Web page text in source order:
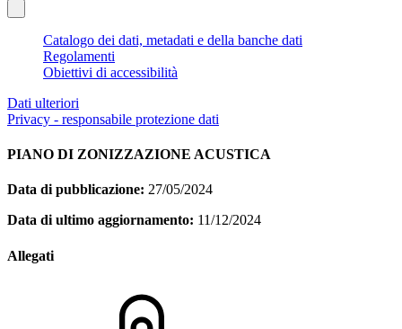
Catalogo dei dati, metadati e della banche dati
Regolamenti
Obiettivi di accessibilità
Dati ulteriori
Privacy - responsabile protezione dati
PIANO DI ZONIZZAZIONE ACUSTICA
Data di pubblicazione: 27/05/2024
Data di ultimo aggiornamento: 11/12/2024
Allegati